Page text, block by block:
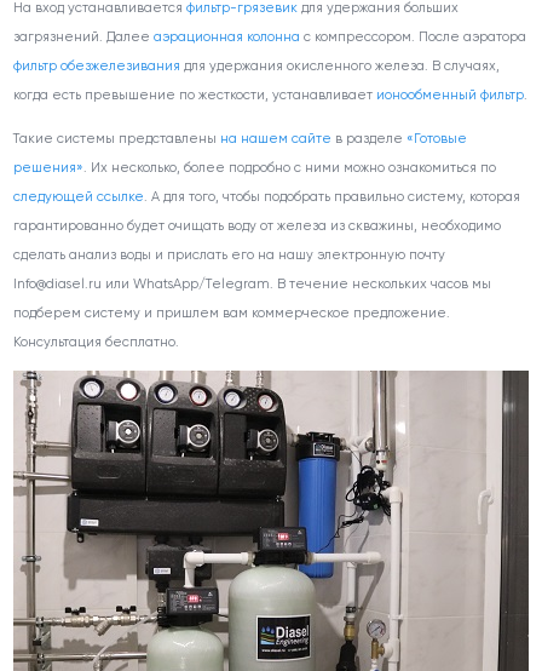
На вход устанавливаетсяфильтр-грязевик для удержания больших
загрязнений. Далееаэрационная колонна с компрессором. После аэратора
фильтр обезжелезивания для удержания окисленного железа. В случаях,
когда есть превышение по жесткости, устанавливает ионообменный фильтр.
Такие системы представлены на нашем сайте в разделе «Готовые
решения». Их несколько, более подробно с ними можно ознакомиться по
следующей ссылке. А для того, чтобы подобрать правильно систему, которая
гарантированно будет очищать воду от железа из скважины, необходимо
сделать анализ воды и прислать его на нашу электронную почту
Info@diasel.ru или WhatsApp/Telegram. В течение нескольких часов мы
подберем систему и пришлем вам коммерческое предложение.
Консультация бесплатно.